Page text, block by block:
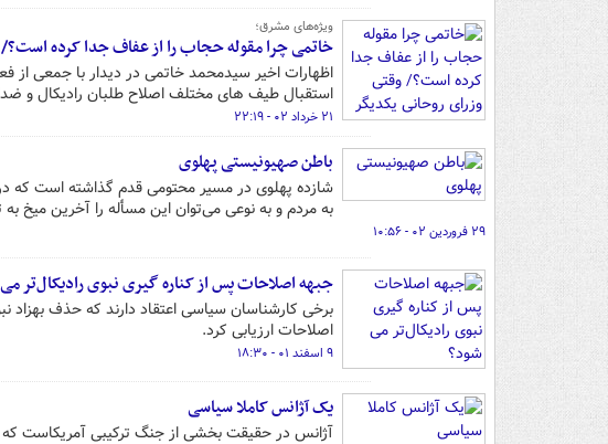
ویژه‌های مشرق؛
خاتمی چرا مقوله حجاب را از عفاف جدا کرده است؟/
اظهارات اخیر سیدمحمد خاتمی در دیدار با جمعی از
استقبال طیف های مختلف اصلاح طلبان رادیکال و
۲۱ خرداد ۰۲ - ۲۲:۱۹
باطن صهیونیستی پهلوی
شازده پهلوی در مسیر محتومی قدم گذاشته است که
به مردم و به نوعی می‌توان این مسأله را آخرین میخ
۲۹ فروردین ۰۲ - ۱۰:۵۶
جبهه اصلاحات پس از کناره گیری نبوی رادیکال‌تر
برخی کارشناسان سیاسی اعتقاد دارند که حذف بهزاد
اصلاحات ارزیابی کرد.
۹ اسفند ۰۱ - ۱۸:۳۰
یک آژانس کاملا سیاسی